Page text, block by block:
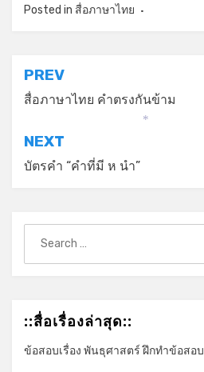
Posted in สื่อภาษาไทย
แนะแนว
เรื่อง
PREV
สื่อภาษาไทย คำตรงกันข้าม
NEXT
บัตรคำ “คำที่มี ห นำ”
for:
::สื่อเรื่องล่าสุด::
ข้อสอบเรื่อง พันธุศาสตร์ ฝึกทำข้อสอบ